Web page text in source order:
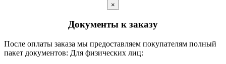
×
Документы к заказу
После оплаты заказа мы предоставляем покупателям полный
пакет документов: Для физических лиц: